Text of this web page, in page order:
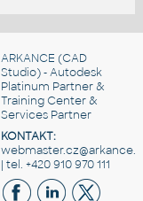
ARKANCE (CAD
Studio) - Autodesk
Platinum Partner &
Training Center &
Services Partner
KONTAKT:
| tel. +420 910 970 111